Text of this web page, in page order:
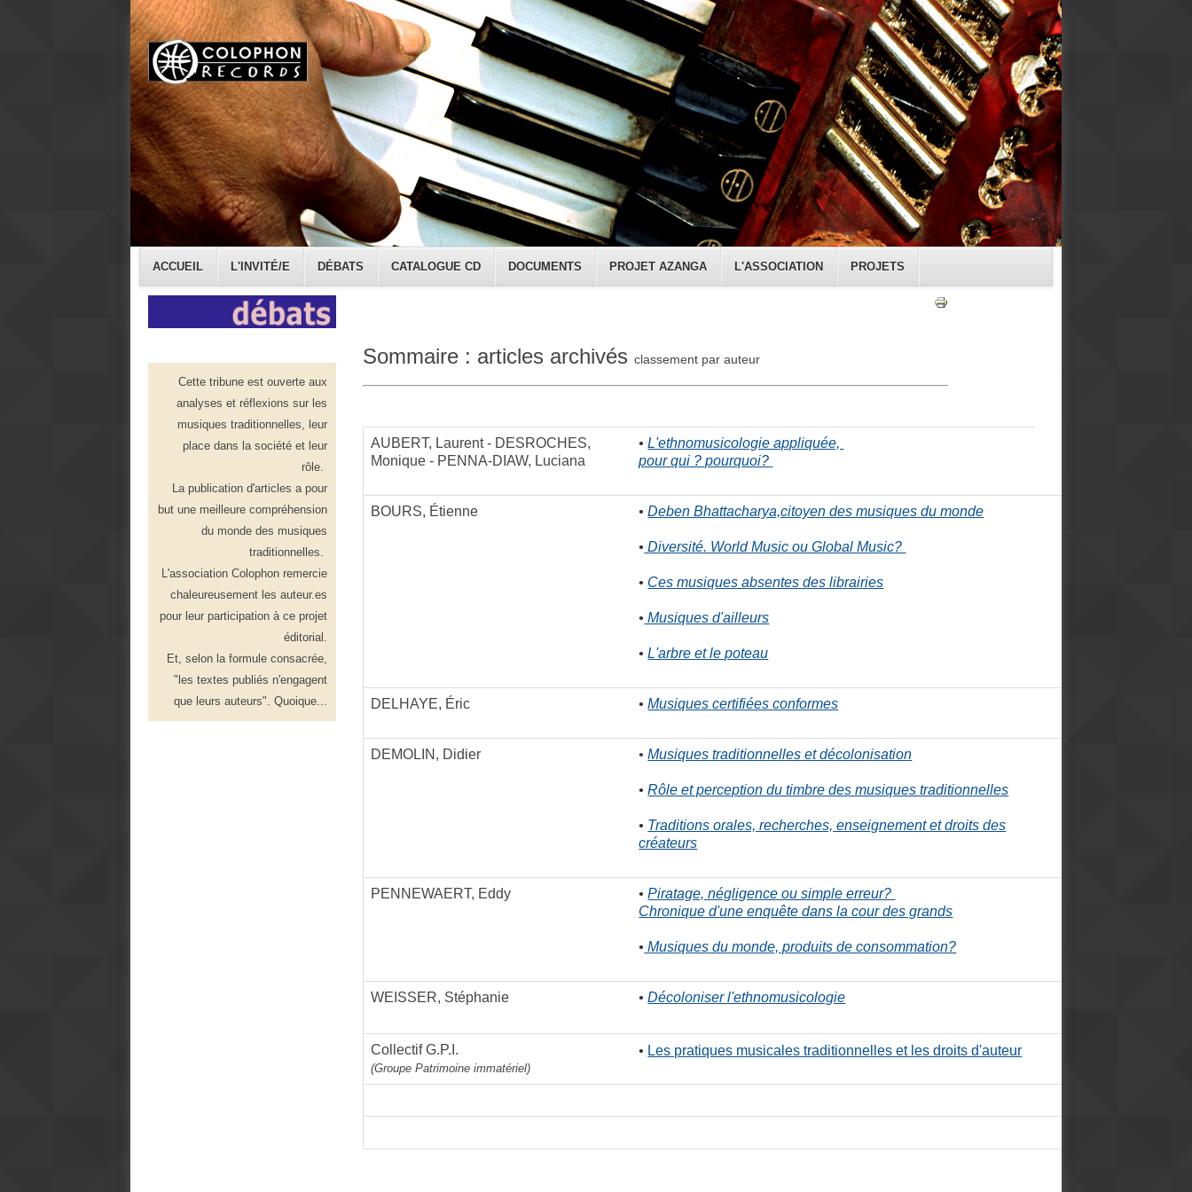
ACCUEIL L'INVITÉ/E DÉBATS CATALOGUE CD DOCUMENTS PROJET AZANGA L'ASSOCIATION PROJETS
Cette tribune est ouverte aux
analyses et réflexions sur les
musiques traditionnelles, leur
place dans la société et leur
rôle.
La publication d'articles a pour
but une meilleure compréhension
du monde des musiques
traditionnelles.
L'association Colophon remercie
chaleureusement les auteur.es
pour leur participation à ce projet
éditorial.
Et, selon la formule consacrée,
"les textes publiés n'engagent
que leurs auteurs". Quoique...
Sommaire : articles archivésclassement par auteur
AUBERT, Laurent - DESROCHES,
Monique - PENNA-DIAW, Luciana
•L'ethnomusicologie appliquée,
pour qui ? pourquoi?
BOURS, Étienne •Deben Bhattacharya,citoyen des musiques du monde
• Diversité. World Music ou Global Music?
• Ces musiques absentes des librairies
• Musiques d'ailleurs
•L'arbre et le poteau
DELHAYE, Éric •Musiques certifiées conformes
DEMOLIN, Didier •Musiques traditionnelles et décolonisation
•Rôle et perception du timbre des musiques traditionnelles
• Traditions orales, recherches, enseignement et droits des
créateurs
PENNEWAERT, Eddy •Piratage, négligence ou simple erreur?
Chronique d'une enquête dans la cour des grands
• Musiques du monde, produits de consommation?
WEISSER, Stéphanie •Décoloniser l'ethnomusicologie
Collectif G.P.I.
(Groupe Patrimoine immatériel)
• Les pratiques musicales traditionnelles et les droits d'auteur